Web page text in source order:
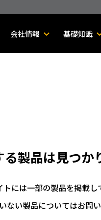
会社情報 基礎知識
る製品は見つか
トには一部の製品を掲載し
ない製品についてはお問